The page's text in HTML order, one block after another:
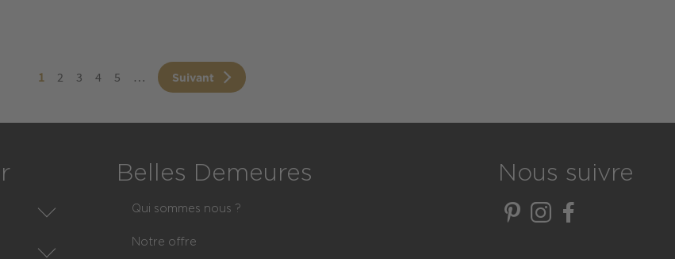
Page
1 Page
2 Page
3 Page
4 Page
5 …
Page
Suivant
Belles Demeures
Qui sommes nous ?
Notre offre
Nous suivre